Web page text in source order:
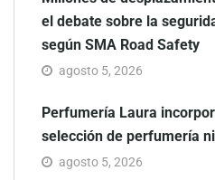
el debate sobre la
según SMA Road Safety
agosto 5, 2026
Perfumería Laura
selección de perfumería
agosto 5, 2026